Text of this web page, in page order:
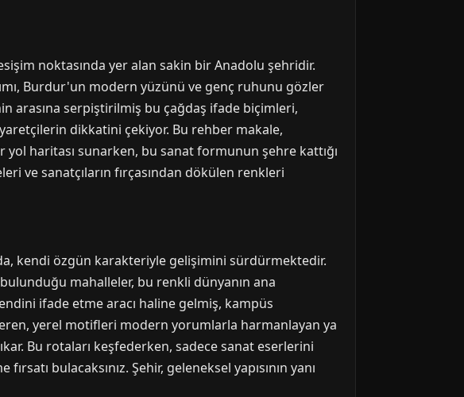
noktasında yer alan sakin bir Anadolu şehridir.
Burdur'un modern yüzünü ve genç ruhunu gözler
arasına serpiştirilmiş bu çağdaş ifade biçimleri,
dikkatini çekiyor. Bu rehber makale,
haritası sunarken, bu sanat formunun şehre kattığı
ve sanatçıların fırçasından dökülen renkleri
kendi özgün karakteriyle gelişimini sürdürmektedir.
mahalleler, bu renkli dünyanın ana
ifade etme aracı haline gelmiş, kampüs
yerel motifleri modern yorumlarla harmanlayan ya
Bu rotaları keşfederken, sadece sanat eserlerini
bulacaksınız. Şehir, geleneksel yapısının yanı